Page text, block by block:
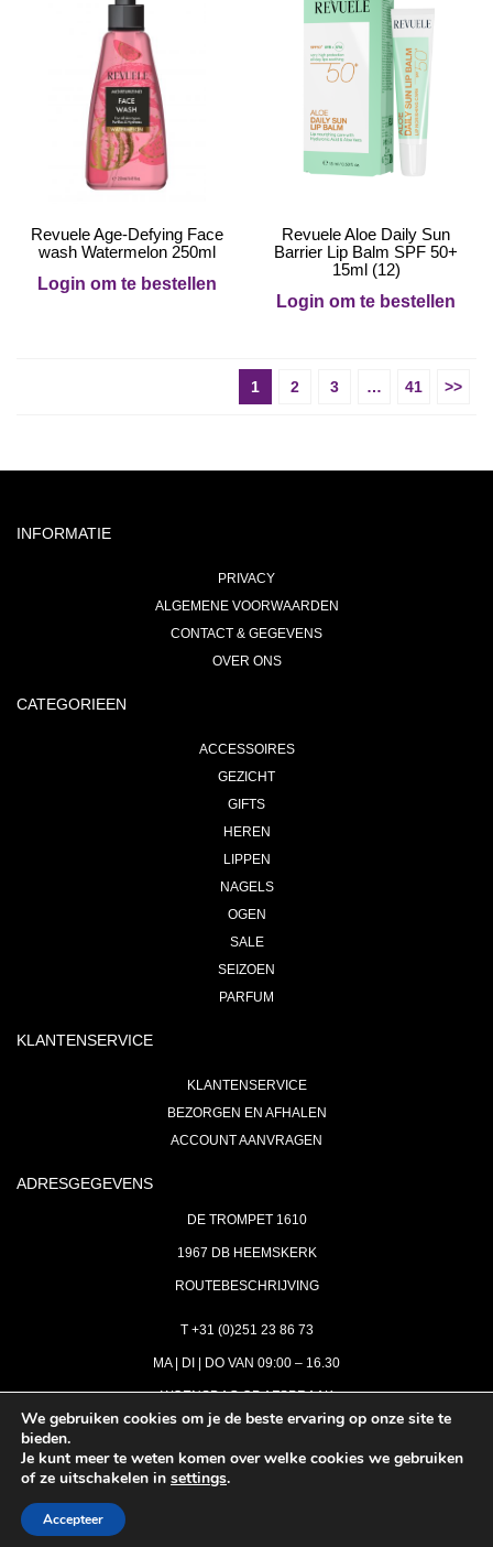
Revuele Age-Defying Face
wash Watermelon 250ml
Login om te bestellen
Revuele Aloe Daily Sun
Barrier Lip Balm SPF 50+
15ml (12)
Login om te bestellen
1 2 3 … 41 >>
INFORMATIE
PRIVACY
ALGEMENE VOORWAARDEN
CONTACT & GEGEVENS
OVER ONS
CATEGORIEEN
ACCESSOIRES
GEZICHT
GIFTS
HEREN
LIPPEN
NAGELS
OGEN
SALE
SEIZOEN
PARFUM
KLANTENSERVICE
KLANTENSERVICE
BEZORGEN EN AFHALEN
ACCOUNT AANVRAGEN
ADRESGEGEVENS
DE TROMPET 1610
1967 DB HEEMSKERK
ROUTEBESCHRIJVING
T +31 (0)251 23 86 73
MA | DI | DO VAN 09:00 – 16.30
WOENSDAG OP AFSPRAAK
INFO@ASTH.NL
We gebruiken cookies om je de beste ervaring op onze site te
bieden.
Je kunt meer te weten komen over welke cookies we gebruiken
of ze uitschakelen in settings.
Accepteer